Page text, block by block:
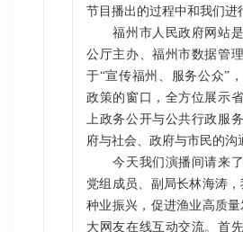
节目播出的过程中和我们进
福州市人民政府网站是
公厅主办、福州市数据管
于“宣传福州、服务公众”
政策的窗口，全方位展示
上政务公开与公共行政服
府与社会、政府与市民的沟
今天我们演播间请来了
党组成员、副局长林海涛
种业振兴，促进渔业高质
大网友在线互动交流。首